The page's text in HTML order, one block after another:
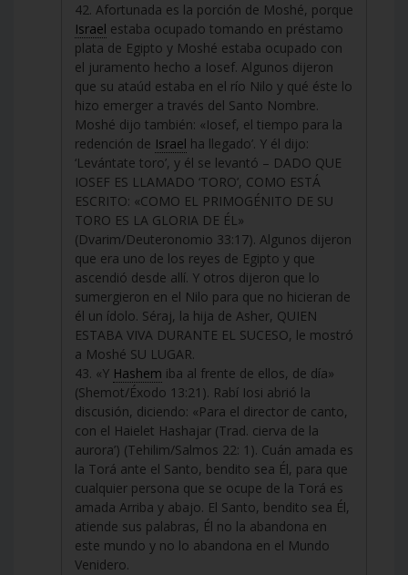
42. Afortunada es la porción de Moshé, porque
Israel estaba ocupado tomando en préstamo
plata de Egipto y Moshé estaba ocupado con
el juramento hecho a Iosef. Algunos dijeron
que su ataúd estaba en el río Nilo y qué éste lo
hizo emerger a través del Santo Nombre.
Moshé dijo también: «Iosef, el tiempo para la
redención de Israel ha llegado’. Y él dijo:
‘Levántate toro’, y él se levantó – DADO QUE
IOSEF ES LLAMADO ‘TORO’, COMO ESTÁ
ESCRITO: «COMO EL PRIMOGÉNITO DE SU
TORO ES LA GLORIA DE ÉL»
(Dvarim/Deuteronomio 33:17). Algunos dijeron
que era uno de los reyes de Egipto y que
ascendió desde allí. Y otros dijeron que lo
sumergieron en el Nilo para que no hicieran de
él un ídolo. Séraj, la hija de Asher, QUIEN
ESTABA VIVA DURANTE EL SUCESO, le mostró
a Moshé SU LUGAR.
43. «Y Hashem iba al frente de ellos, de día»
(Shemot/Éxodo 13:21). Rabí Iosi abrió la
discusión, diciendo: «Para el director de canto,
con el Haielet Hashajar (Trad. cierva de la
aurora’) (Tehilim/Salmos 22: 1). Cuán amada es
la Torá ante el Santo, bendito sea Él, para que
cualquier persona que se ocupe de la Torá es
amada Arriba y abajo. El Santo, bendito sea Él,
atiende sus palabras, Él no la abandona en
este mundo y no lo abandona en el Mundo
Venidero.